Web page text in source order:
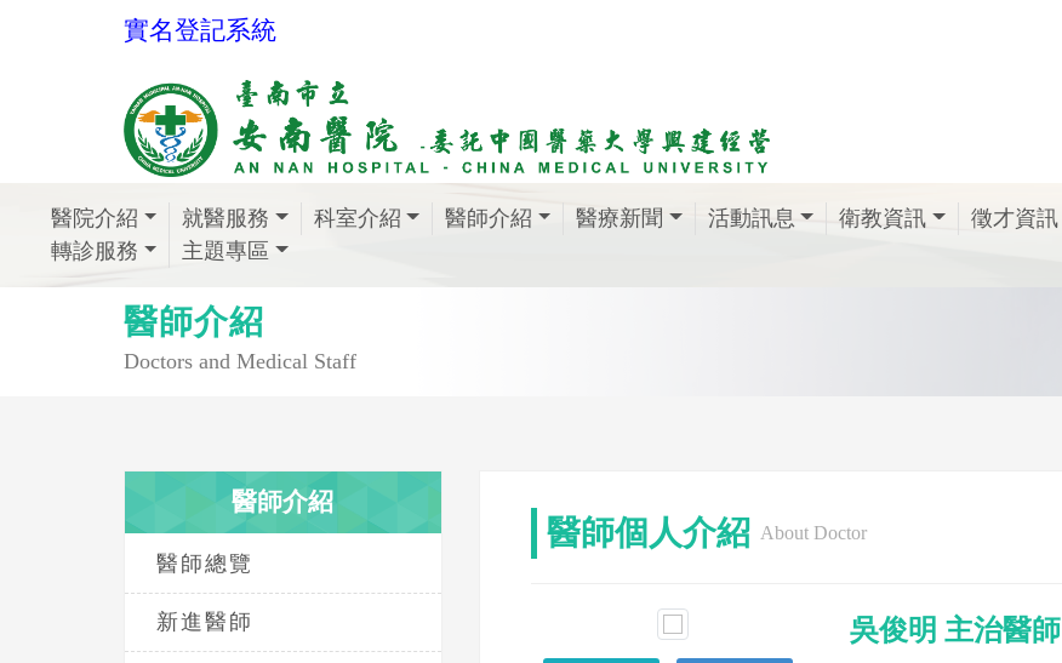
實名登記系統
醫院介紹 就醫服務 科室介紹 醫師介紹 醫療新聞 活動訊息 衛教資訊 徵才資訊
轉診服務
主題專區
醫師介紹
Doctors and Medical Staff
醫師介紹
醫師總覽
新進醫師
醫師個人介紹 About Doctor
吳俊明 主治醫師